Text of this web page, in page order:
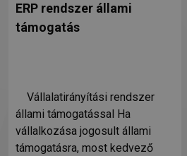
ERP rendszer állami
támogatás
Vállalatirányítási rendszer
állami támogatással Ha
vállalkozása jogosult állami
támogatásra, most kedvező